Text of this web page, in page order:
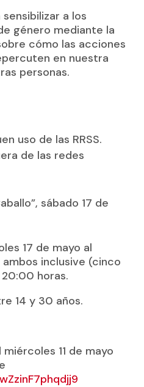
a los
género mediante la
cómo las acciones
en nuestra
personas.
uso de las RRSS.
de las redes
sábado 17 de
17 de mayo al
inclusive (cinco
horas.
14 y 30 años.
11 de mayo